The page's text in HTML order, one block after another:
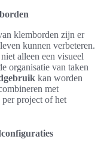
klemborden zijn er
kunnen verbeteren.
alleen een visueel
organisatie van taken
kan worden
met
per project of het